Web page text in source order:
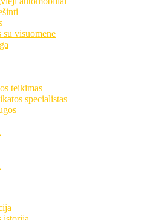
visuomene
teikimas
specialistas